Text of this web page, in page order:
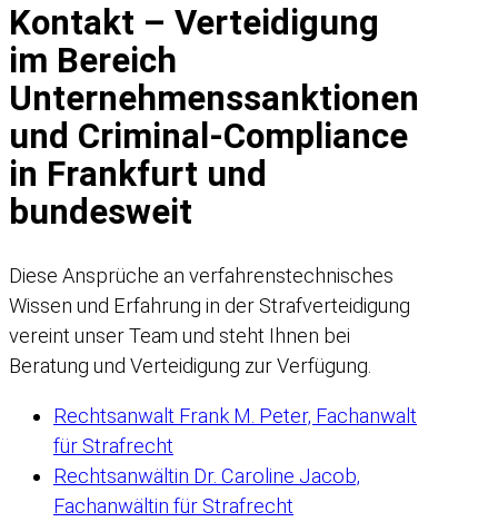
Kontakt – Verteidigung
im Bereich
Unternehmenssanktionen
und Criminal-Compliance
in Frankfurt und
bundesweit
Diese Ansprüche an verfahrenstechnisches
Wissen und Erfahrung in der Strafverteidigung
vereint unser Team und steht Ihnen bei
Beratung und Verteidigung zur Verfügung.
Rechtsanwalt Frank M. Peter, Fachanwalt
für Strafrecht
Rechtsanwältin Dr. Caroline Jacob,
Fachanwältin für Strafrecht